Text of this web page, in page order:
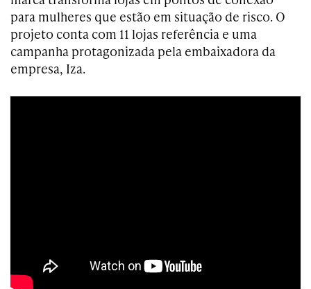
para mulheres que estão em situação de risco. O
projeto conta com 11 lojas referência e uma
campanha protagonizada pela embaixadora da
empresa, Iza.